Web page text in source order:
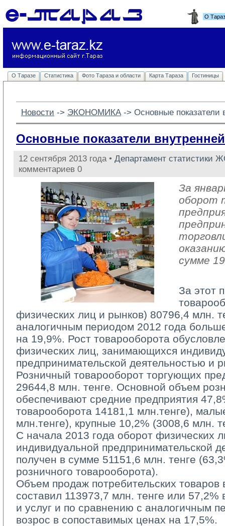
О
О Таразе Статистика Фото Тараза и области Карта Тараза Гостиницы
Новости -> ЭКОНОМИКА -> Основные показатели
Основные показатели
12 сентября 2013 года • Департамент статистики
комментариев 0
За
оборот
сумме
За этот
физических лиц и рынков) 80796,4 млн.
аналогичным периодом 2012 года
на 19,9%. Рост товарооборота
физических лиц, занимающихся
предпринимательской деятельностью и
Розничный товарооборот торгующих
29644,8 млн. тенге. Основной объем
обеспечивают средние предприятия
товарооборота 14181,1 млн.тенге),
млн.тенге), крупные 10,2% (3008,6 млн.
С начала 2013 года оборот физических
индивидуальной предпринимательской
получен в сумме 51151,6 млн. тенге
розничного товарооборота).
Объем продаж потребительских товаров
составил 113973,7 млн. тенге или
и услуг и по сравнению с аналогичным
возрос в сопоставимых ценах на 17,5%.